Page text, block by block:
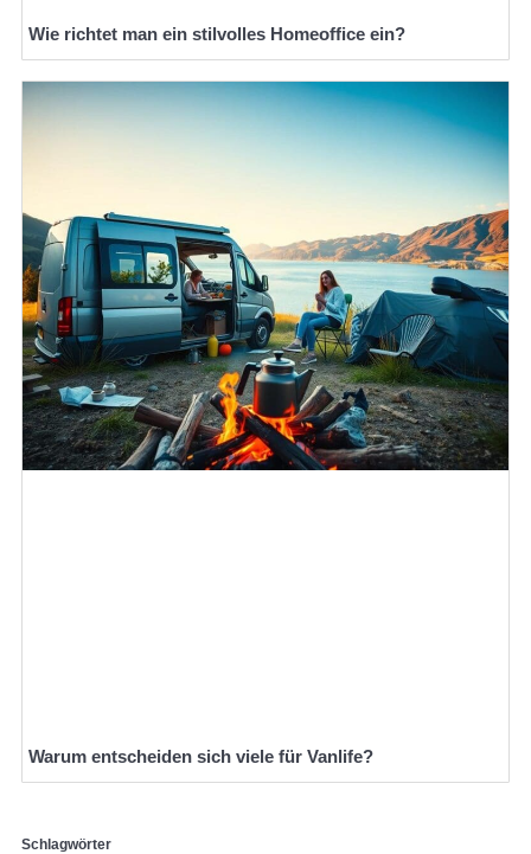
Wie richtet man ein stilvolles Homeoffice ein?
Warum entscheiden sich viele für Vanlife?
Schlagwörter